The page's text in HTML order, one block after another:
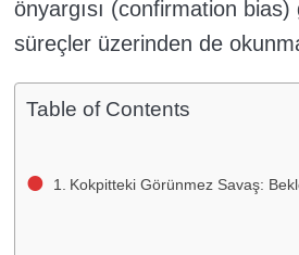
önyargısı (confirmation bias)
süreçler üzerinden de
Table of Contents
Kokpitteki Görünmez Savaş: